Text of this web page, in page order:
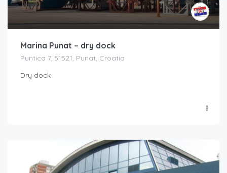
Marina Punat – dry dock
Puntica 7, 51521, Punat, Croatia
Dry dock